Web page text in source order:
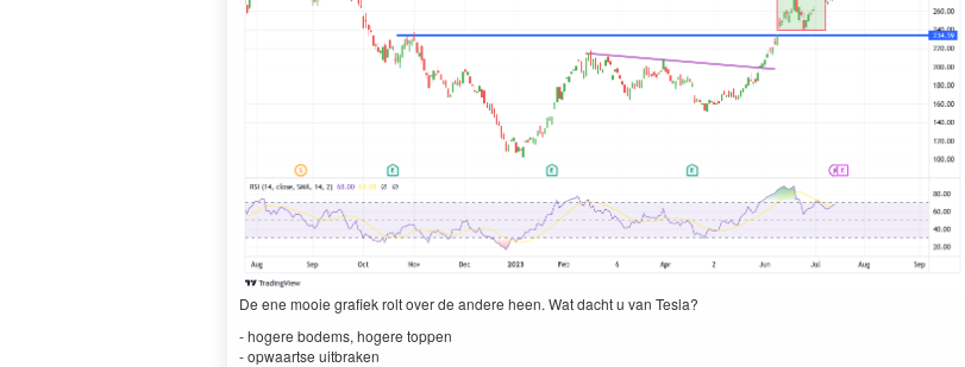
De ene mooie grafiek rolt over de andere heen. Wat dacht u van Tesla?
- hogere bodems, hogere top­pen
- opwaartse uit­brak­en